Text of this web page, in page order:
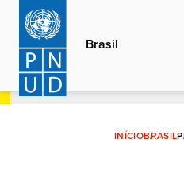
Passar
para
conteúdo
principal
Brasil
INÍCIOBRASIL